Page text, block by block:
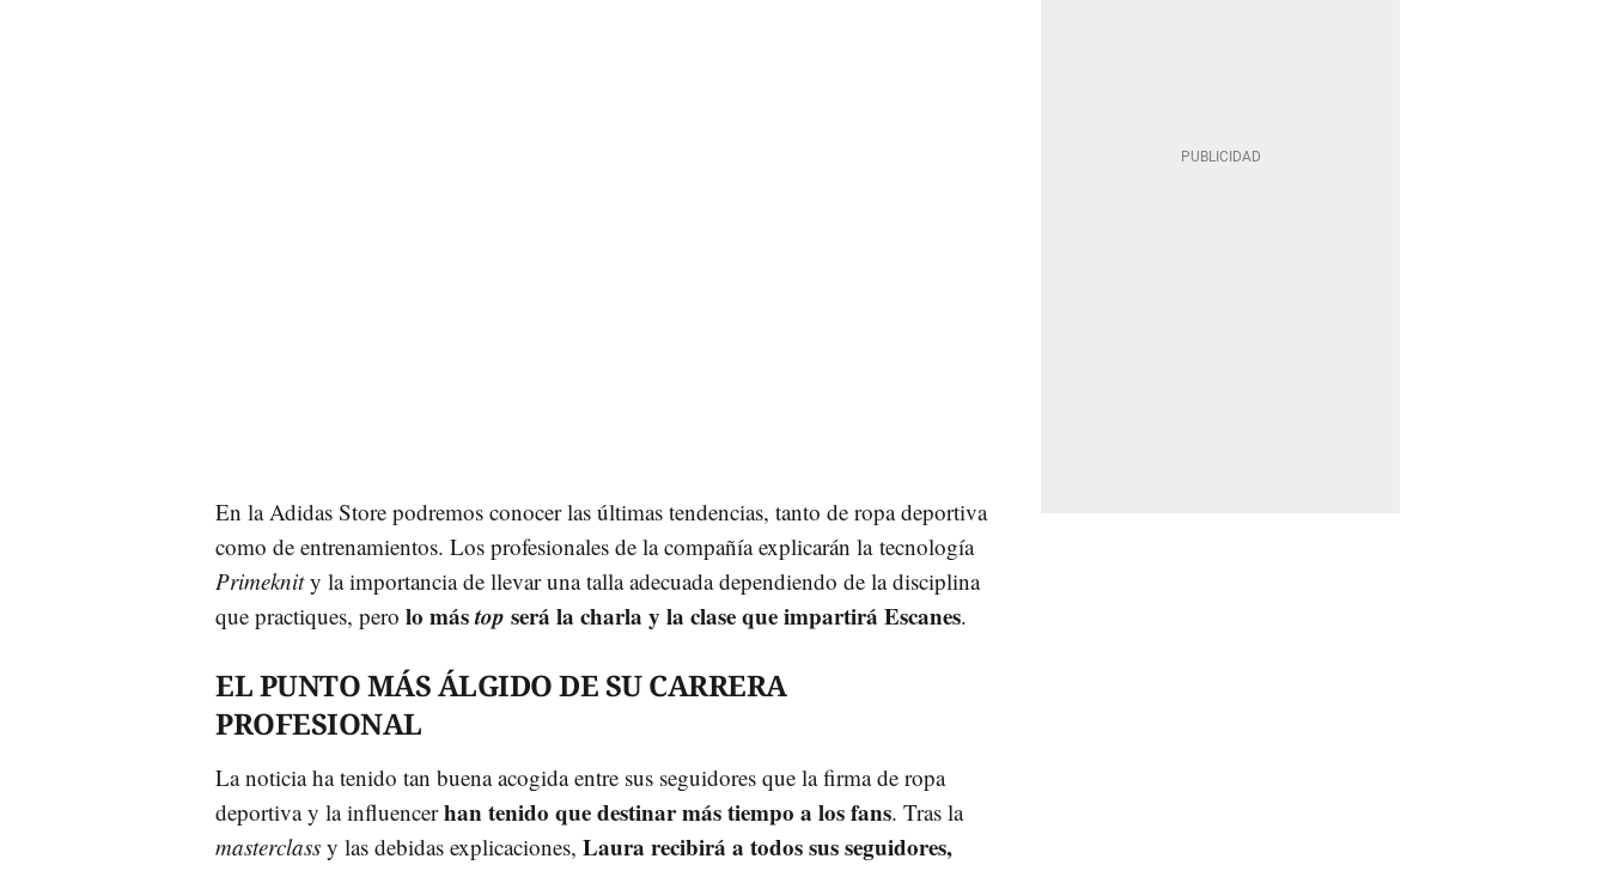
En la Adidas Store podremos conocer las últimas tendencias, tanto de ropa deportiva
como de entrenamientos. Los profesionales de la compañía explicarán la tecnología
Primeknity la importancia de llevar una talla adecuada dependiendo de la disciplina
que practiques, pero lo mástop será la charla y la clase que impartirá Escanes.
EL PUNTO MÁS ÁLGIDO DE SU CARRERA
PROFESIONAL
La noticia ha tenido tan buena acogida entre sus seguidores que la firma de ropa
deportiva y la influencerhan tenido que destinar más tiempo a los fans. Tras la
masterclass y las debidas explicaciones, Laura recibirá a todos sus seguidores,